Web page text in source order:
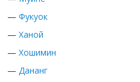
— Фукуок
— Ханой
— Хошимин
— Дананг